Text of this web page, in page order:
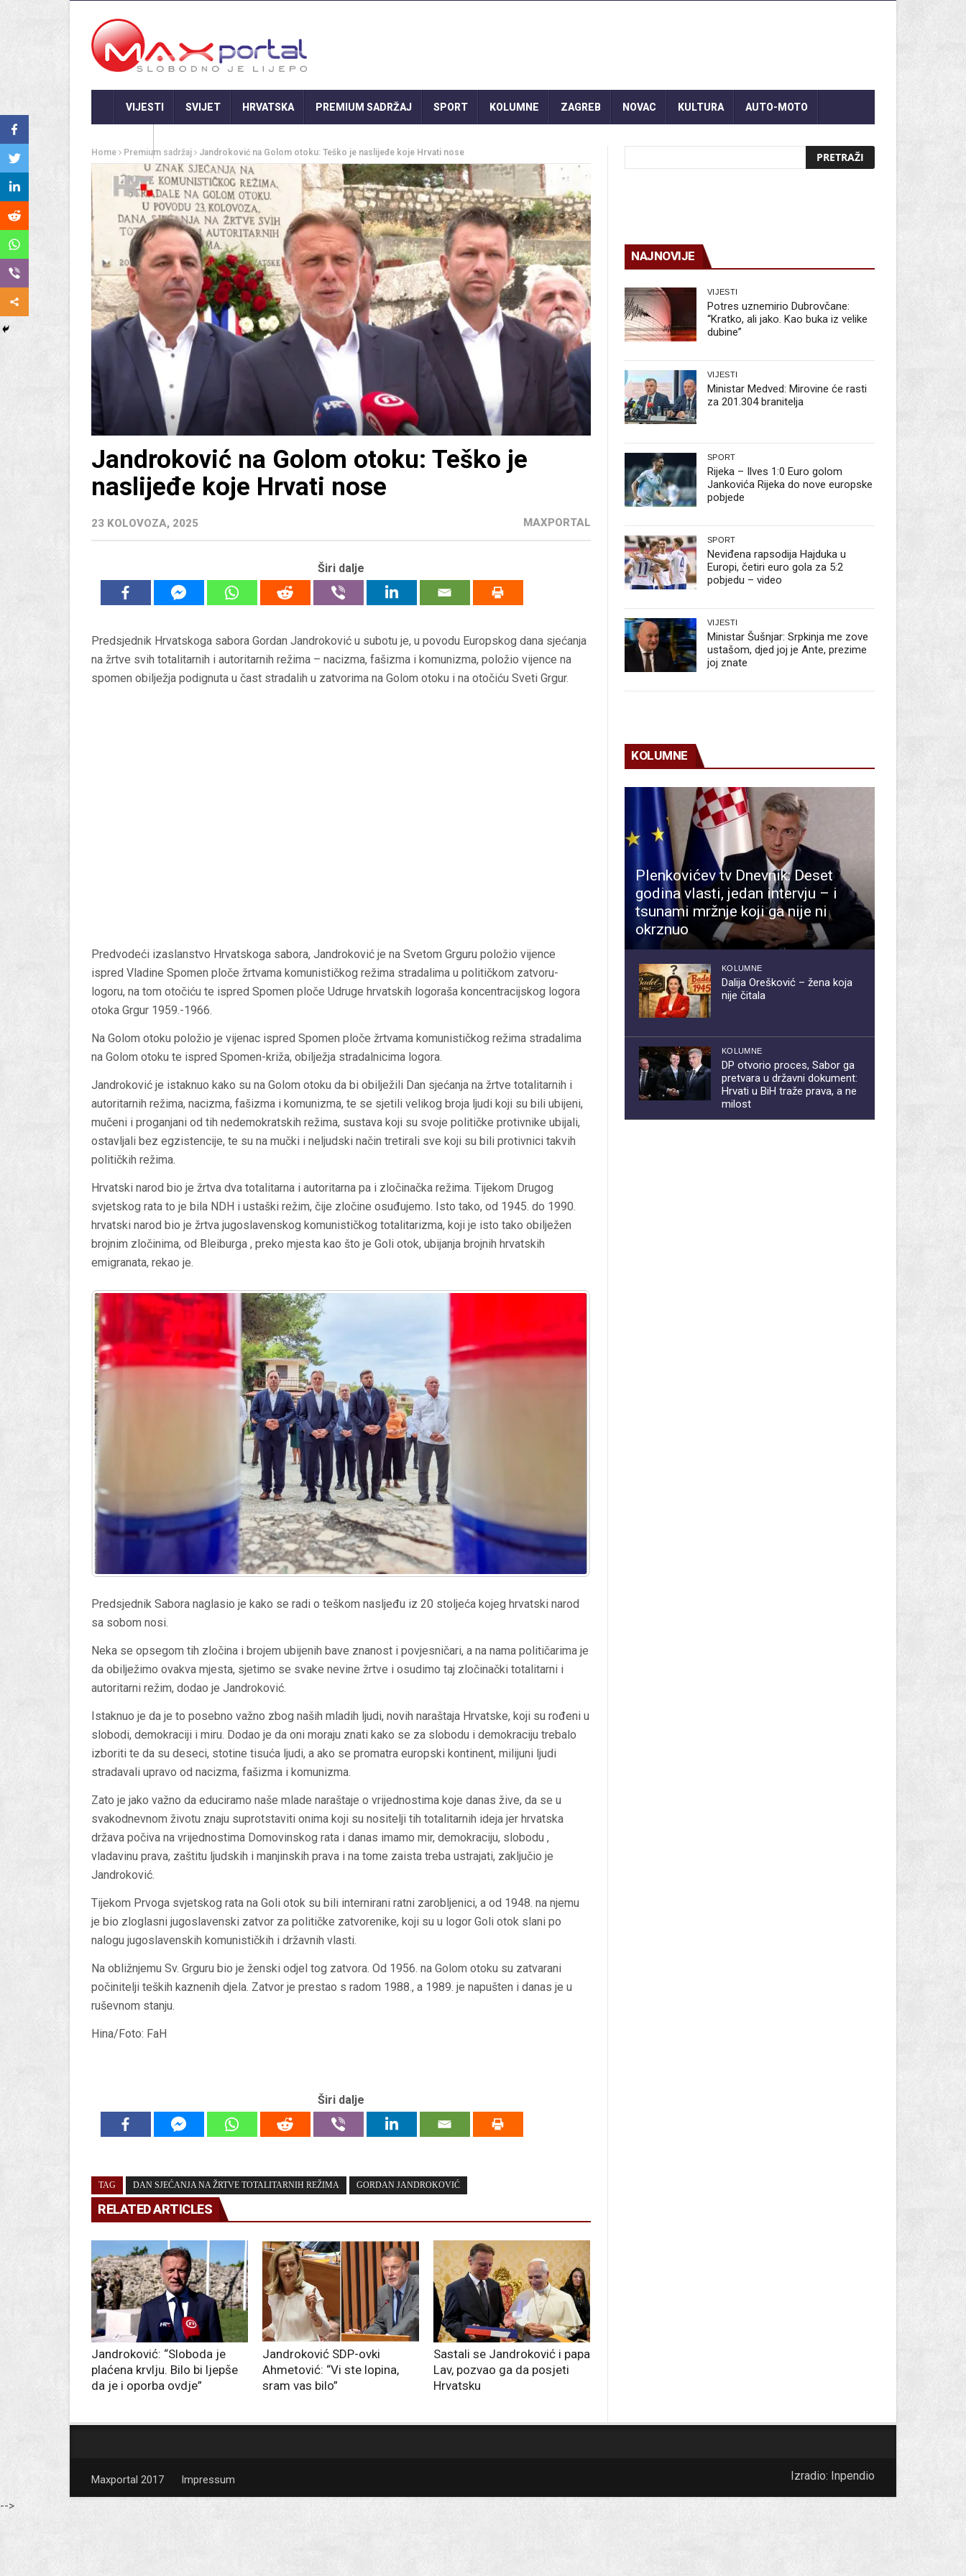
VIJESTI SVIJET HRVATSKA PREMIUM SADRŽAJ SPORT KOLUMNE ZAGREB NOVAC KULTURA AUTO-MOTO
Home Premium sadržaj Jandroković na Golom otoku: Teško je naslijeđe koje Hrvati nose
Jandroković na Golom otoku: Teško je
naslijeđe koje Hrvati nose
23 KOLOVOZA, 2025 MAXPORTAL
Širi dalje
Predsjednik Hrvatskoga sabora Gordan Jandroković u subotu je, u povodu Europskog dana sjećanja
na žrtve svih totalitarnih i autoritarnih režima – nacizma, fašizma i komunizma, položio vijence na
spomen obilježja podignuta u čast stradalih u zatvorima na Golom otoku i na otočiću Sveti Grgur.
Predvodeći izaslanstvo Hrvatskoga sabora, Jandroković je na Svetom Grguru položio vijence
ispred Vladine Spomen ploče žrtvama komunističkog režima stradalima u političkom zatvoru-
logoru, na tom otočiću te ispred Spomen ploče Udruge hrvatskih logoraša koncentracijskog logora
otoka Grgur 1959.-1966.
Na Golom otoku položio je vijenac ispred Spomen ploče žrtvama komunističkog režima stradalima
na Golom otoku te ispred Spomen-križa, obilježja stradalnicima logora.
Jandroković je istaknuo kako su na Golom otoku da bi obilježili Dan sjećanja na žrtve totalitarnih i
autoritarnih režima, nacizma, fašizma i komunizma, te se sjetili velikog broja ljudi koji su bili ubijeni,
mučeni i proganjani od tih nedemokratskih režima, sustava koji su svoje političke protivnike ubijali,
ostavljali bez egzistencije, te su na mučki i neljudski način tretirali sve koji su bili protivnici takvih
političkih režima.
Hrvatski narod bio je žrtva dva totalitarna i autoritarna pa i zločinačka režima. Tijekom Drugog
svjetskog rata to je bila NDH i ustaški režim, čije zločine osuđujemo. Isto tako, od 1945. do 1990.
hrvatski narod bio je žrtva jugoslavenskog komunističkog totalitarizma, koji je isto tako obilježen
brojnim zločinima, od Bleiburga , preko mjesta kao što je Goli otok, ubijanja brojnih hrvatskih
emigranata, rekao je.
Predsjednik Sabora naglasio je kako se radi o teškom nasljeđu iz 20 stoljeća kojeg hrvatski narod
sa sobom nosi.
Neka se opsegom tih zločina i brojem ubijenih bave znanost i povjesničari, a na nama političarima je
da obilježimo ovakva mjesta, sjetimo se svake nevine žrtve i osudimo taj zločinački totalitarni i
autoritarni režim, dodao je Jandroković.
Istaknuo je da je to posebno važno zbog naših mladih ljudi, novih naraštaja Hrvatske, koji su rođeni u
slobodi, demokraciji i miru. Dodao je da oni moraju znati kako se za slobodu i demokraciju trebalo
izboriti te da su deseci, stotine tisuća ljudi, a ako se promatra europski kontinent, milijuni ljudi
stradavali upravo od nacizma, fašizma i komunizma.
Zato je jako važno da educiramo naše mlade naraštaje o vrijednostima koje danas žive, da se u
svakodnevnom životu znaju suprotstaviti onima koji su nositelji tih totalitarnih ideja jer hrvatska
država počiva na vrijednostima Domovinskog rata i danas imamo mir, demokraciju, slobodu ,
vladavinu prava, zaštitu ljudskih i manjinskih prava i na tome zaista treba ustrajati, zaključio je
Jandroković.
Tijekom Prvoga svjetskog rata na Goli otok su bili internirani ratni zarobljenici, a od 1948. na njemu
je bio zloglasni jugoslavenski zatvor za političke zatvorenike, koji su u logor Goli otok slani po
nalogu jugoslavenskih komunističkih i državnih vlasti.
Na obližnjemu Sv. Grguru bio je ženski odjel tog zatvora. Od 1956. na Golom otoku su zatvarani
počinitelji teških kaznenih djela. Zatvor je prestao s radom 1988., a 1989. je napušten i danas je u
ruševnom stanju.
Hina/Foto: FaH
Širi dalje
TAG DAN SJEĆANJA NA ŽRTVE TOTALITARNIH REŽIMA GORDAN JANDROKOVIĆ
RELATED ARTICLES
Jandroković: “Sloboda je
plaćena krvlju. Bilo bi ljepše
da je i oporba ovdje”
Jandroković SDP-ovki
Ahmetović: “Vi ste lopina,
sram vas bilo”
Sastali se Jandroković i papa
Lav, pozvao ga da posjeti
Hrvatsku
NAJNOVIJE
VIJESTI
Potres uznemirio Dubrovčane:
“Kratko, ali jako. Kao buka iz velike
dubine”
VIJESTI
Ministar Medved: Mirovine će rasti
za 201.304 branitelja
SPORT
Rijeka – Ilves 1:0 Euro golom
Jankovića Rijeka do nove europske
pobjede
SPORT
Neviđena rapsodija Hajduka u
Europi, četiri euro gola za 5:2
pobjedu – video
VIJESTI
Ministar Šušnjar: Srpkinja me zove
ustašom, djed joj je Ante, prezime
joj znate
KOLUMNE
Plenkovićev tv Dnevnik: Deset
godina vlasti, jedan intervju – i
tsunami mržnje koji ga nije ni
okrznuo
KOLUMNE
Dalija Orešković – žena koja
nije čitala
KOLUMNE
DP otvorio proces, Sabor ga
pretvara u državni dokument:
Hrvati u BiH traže prava, a ne
milost
Maxportal 2017 Impressum Izradio: Inpendio
-->